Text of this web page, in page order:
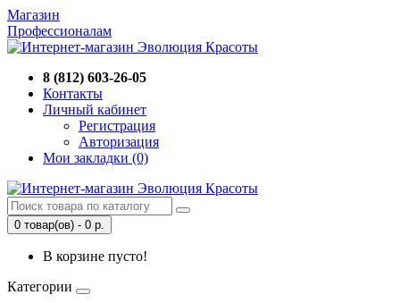
Магазин
Профессионалам
8 (812) 603-26-05
Контакты
Личный кабинет
Регистрация
Авторизация
Мои закладки (0)
0 товар(ов) - 0 р.
В корзине пусто!
Категории